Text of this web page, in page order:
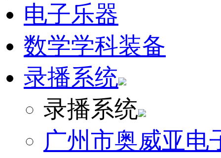
电子乐器
数学学科装备
录播系统
录播系统
广州市奥威亚电